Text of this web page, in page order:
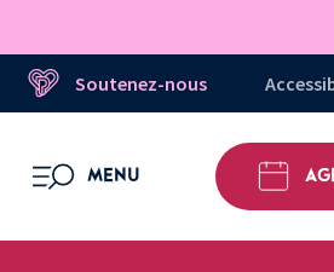
Soutenez-nous
MENU
OUVRIR LE MENU